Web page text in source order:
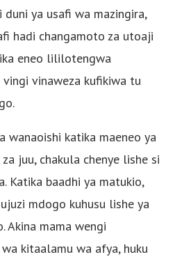
ya usafi wa mazingira,
hadi changamoto za utoaji
eneo lililotengwa
vinaweza kufikiwa tu
wanaoishi katika maeneo ya
juu, chakula chenye lishe si
Katika baadhi ya matukio,
mdogo kuhusu lishe ya
mama wengi
kitaalamu wa afya, huku